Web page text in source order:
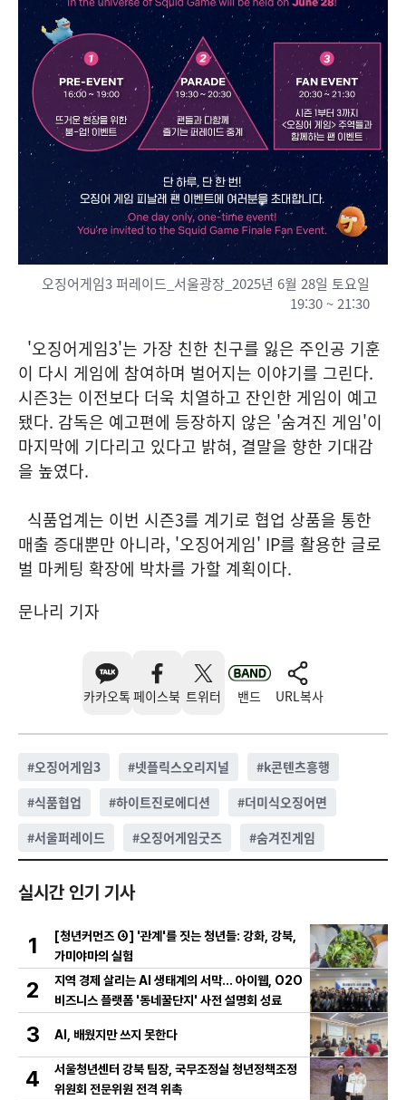
오징어게임3 퍼레이드_서울광장_2025년 6월 28일 토요일
19:30 ~ 21:30
'오징어게임3'는 가장 친한 친구를 잃은 주인공 기훈
이 다시 게임에 참여하며 벌어지는 이야기를 그린다.
시즌3는 이전보다 더욱 치열하고 잔인한 게임이 예고
됐다. 감독은 예고편에 등장하지 않은 '숨겨진 게임'이
마지막에 기다리고 있다고 밝혀, 결말을 향한 기대감
을 높였다.
식품업계는 이번 시즌3를 계기로 협업 상품을 통한
매출 증대뿐만 아니라, '오징어게임' IP를 활용한 글로
벌 마케팅 확장에 박차를 가할 계획이다.
문나리 기자
카카오톡 페이스북 트위터 밴드 URL복사
#오징어게임3 #넷플릭스오리지널 #k콘텐츠흥행
#식품협업 #하이트진로에디션 #더미식오징어면
#서울퍼레이드 #오징어게임굿즈 #숨겨진게임
실시간 인기 기사
1
[청년커먼즈 ④] '관계'를 짓는 청년들: 강화, 강북,
가미야마의 실험
2
지역 경제 살리는 AI 생태계의 서막... 아이웹, O2O
비즈니스 플랫폼 '동네꿀단지' 사전 설명회 성료
3 AI, 배웠지만 쓰지 못한다
4
서울청년센터 강북 팀장, 국무조정실 청년정책조정
위원회 전문위원 전격 위촉